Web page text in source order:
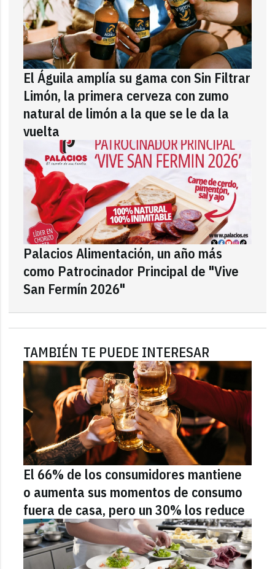
El Águila amplía su gama con Sin Filtrar
Limón, la primera cerveza con zumo
natural de limón a la que se le da la
vuelta
Palacios Alimentación, un año más
como Patrocinador Principal de "Vive
San Fermín 2026"
TAMBIÉN TE PUEDE INTERESAR
El 66% de los consumidores mantiene
o aumenta sus momentos de consumo
fuera de casa, pero un 30% los reduce